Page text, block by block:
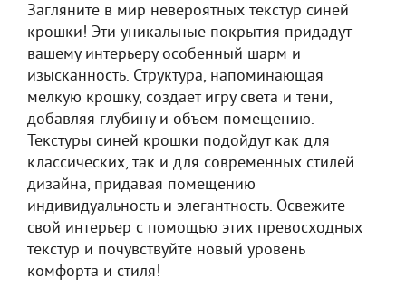
Загляните в мир невероятных текстур синей
крошки! Эти уникальные покрытия придадут
вашему интерьеру особенный шарм и
изысканность. Структура, напоминающая
мелкую крошку, создает игру света и тени,
добавляя глубину и объем помещению.
Текстуры синей крошки подойдут как для
классических, так и для современных стилей
дизайна, придавая помещению
индивидуальность и элегантность. Освежите
свой интерьер с помощью этих превосходных
текстур и почувствуйте новый уровень
комфорта и стиля!